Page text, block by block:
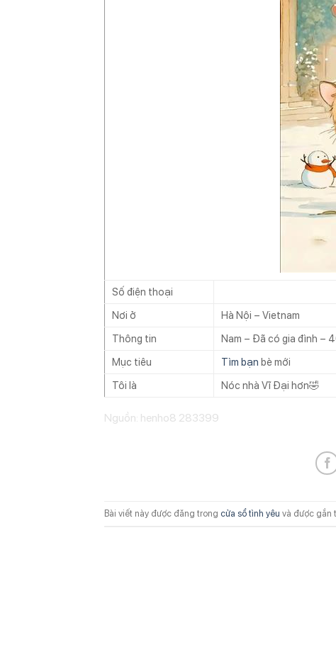
Số điện thoại
Nơi ở
Hà Nội – Vietnam
Thông tin
Nam – Đã có gia đình –
Mục tiêu
Tìm bạn bè mới
Tôi là
Nóc nhà Vĩ Đại hơn🤣
Nguồn: henho8 283399
Bài viết này được đăng trong cửa sổ tình yêu và được gắn